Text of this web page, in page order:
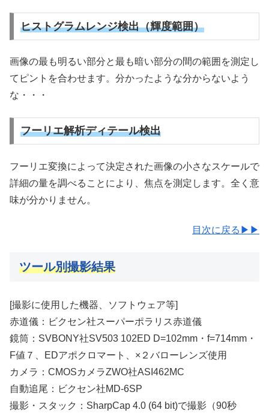
ヒストグラムレンジ検出（輝度範囲）
画像の最も明るい部分と最も暗い部分の間の範囲を測定し
てピントを合わせます。分かったような分からないよう
な・・・
フーリエ解析ディテール検出
フーリエ変換によって決定された画像の小さなスケールで
詳細の量を調べることにより、焦点を測定します。全く意
味が分かりません。
目次に戻る▶▶
ツール別撮影結果
[撮影に使用した機器、ソフトウェア等]
赤道儀：ビクセン社スーパーポラリス赤道儀
鏡筒：SVBONY社SV503 102ED D=102mm・f=714mm・
F値７、EDアポクロマート、×２バローレンズ使用
カメラ：CMOSカメラZWO社ASI462MC
自動追尾：ビクセン社MD-6SP
撮影・スタック：SharpCap 4.0 (64 bit)で撮影（90秒